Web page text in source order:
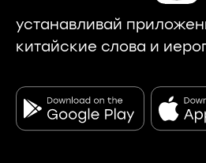
устанавливай
китайские слова и